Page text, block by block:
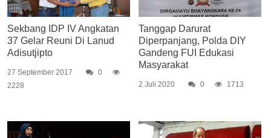
Sekbang IDP IV Angkatan
37 Gelar Reuni Di Lanud
Adisutjipto
27 September 2017
0
2228
Tanggap Darurat
Diperpanjang, Polda DIY
Gandeng FUI Edukasi
Masyarakat
2 Juli 2020 0 1713